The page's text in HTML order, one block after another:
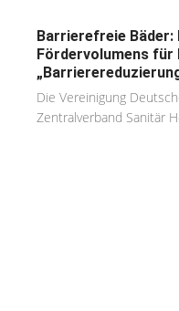
Barrierefreie Bäder:
Fördervolumens für
Die Vereinigung
Zentralverband Sanitär